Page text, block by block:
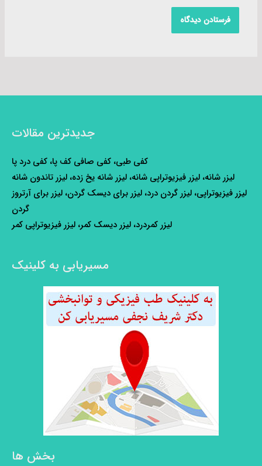
جدیدترین مقالات
کفی طبی، کفی صافی کف پا، کفی درد پا
لیزر شانه، لیزر فیزیوتراپی شانه، لیزر شانه یخ زده، لیزر تاندون شانه
لیزر فیزیوتراپی، لیزر گردن درد، لیزر برای دیسک گردن، لیزر برای آرتروز
گردن
لیزر کمردرد، لیزر دیسک کمر، لیزر فیزیوتراپی کمر
مسیریابی به کلینیک
بخش ها